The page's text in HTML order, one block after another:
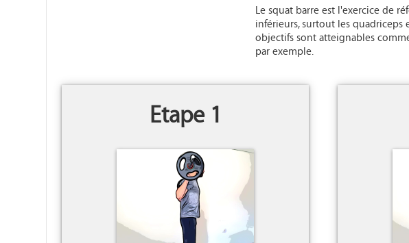
Le squat barre est l'exercice de
inférieurs, surtout les quadriceps
objectifs sont atteignables
par exemple.
Etape 1